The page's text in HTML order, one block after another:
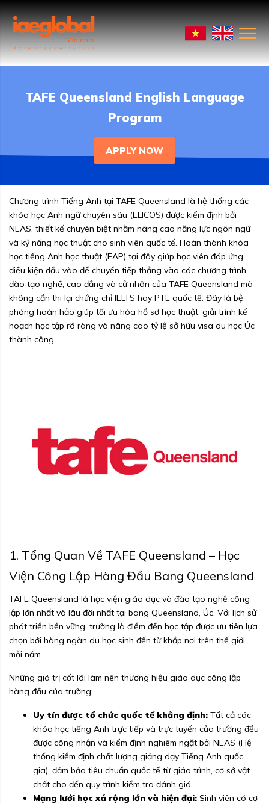
TAFE Queensland English Language
Program
APPLY NOW
Chương trình Tiếng Anh tại TAFE Queensland là hệ thống các
khóa học Anh ngữ chuyên sâu (ELICOS) được kiểm định bởi
NEAS, thiết kế chuyên biệt nhằm nâng cao năng lực ngôn ngữ
và kỹ năng học thuật cho sinh viên quốc tế. Hoàn thành khóa
học tiếng Anh học thuật (EAP) tại đây giúp học viên đáp ứng
điều kiện đầu vào để chuyển tiếp thẳng vào các chương trình
đào tạo nghề, cao đẳng và cử nhân của TAFE Queensland mà
không cần thi lại chứng chỉ IELTS hay PTE quốc tế. Đây là bệ
phóng hoàn hảo giúp tối ưu hóa hồ sơ học thuật, giải trình kế
hoạch học tập rõ ràng và nâng cao tỷ lệ sở hữu visa du học Úc
thành công.
1. Tổng Quan Về TAFE Queensland – Học
Viện Công Lập Hàng Đầu Bang Queensland
TAFE Queensland là học viện giáo dục và đào tạo nghề công
lập lớn nhất và lâu đời nhất tại bang Queensland, Úc. Với lịch sử
phát triển bền vững, trường là điểm đến học tập được ưu tiên lựa
chọn bởi hàng ngàn du học sinh đến từ khắp nơi trên thế giới
mỗi năm.
Những giá trị cốt lõi làm nên thương hiệu giáo dục công lập
hàng đầu của trường:
Uy tín được tổ chức quốc tế khẳng định: Tất cả các
khóa học tiếng Anh trực tiếp và trực tuyến của trường đều
được công nhận và kiểm định nghiêm ngặt bởi NEAS (Hệ
thống kiểm định chất lượng giảng dạy Tiếng Anh quốc
gia), đảm bảo tiêu chuẩn quốc tế từ giáo trình, cơ sở vật
chất cho đến quy trình kiểm tra đánh giá.
Mạng lưới học xá rộng lớn và hiện đại: Sinh viên có cơ